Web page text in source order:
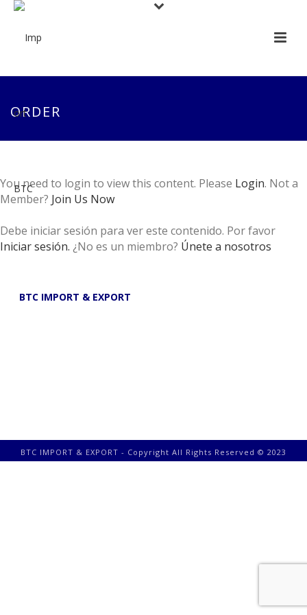
ORDER
You need to login to view this content. Please Login. Not a
Member? Join Us Now
Debe iniciar sesión para ver este contenido. Por favor
Iniciar sesión. ¿No es un miembro? Únete a nosotros
BTC IMPORT & EXPORT
BTC IMPORT & EXPORT - Copyright All Rights Reserved © 2023